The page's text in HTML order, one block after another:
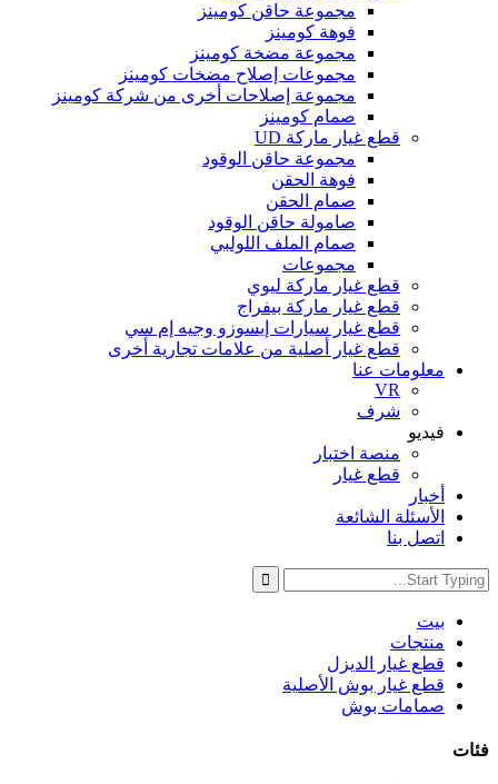
مجموعة حاقن كومينز
فوهة كومينز
مجموعة مضخة كومينز
مجموعات إصلاح مضخات كومينز
مجموعة إصلاحات أخرى من شركة كومينز
صمام كومينز
قطع غيار ماركة UD
مجموعة حاقن الوقود
فوهة الحقن
صمام الحقن
صامولة حاقن الوقود
صمام الملف اللولبي
مجموعات
قطع غيار ماركة ليوي
قطع غيار ماركة بيفراج
قطع غيار سيارات إيسوزو وجيه إم سي
قطع غيار أصلية من علامات تجارية أخرى
معلومات عنا
VR
شرف
فيديو
منصة اختبار
قطع غيار
أخبار
الأسئلة الشائعة
اتصل بنا
بيت
منتجات
قطع غيار الديزل
قطع غيار بوش الأصلية
صمامات بوش
فئات